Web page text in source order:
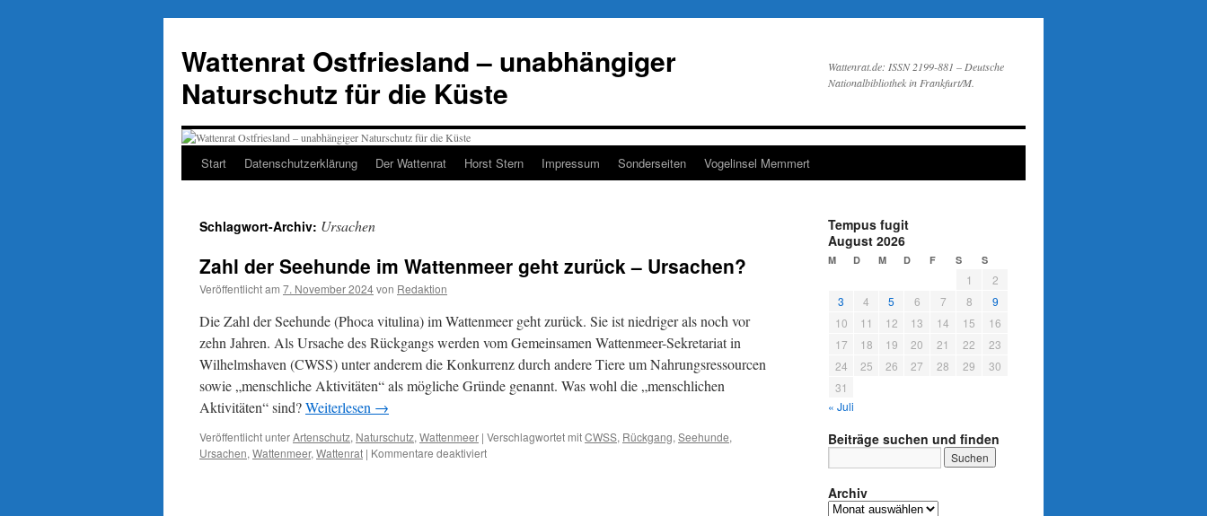
springen
Wattenrat Ostfriesland – unabhängiger
Naturschutz für die Küste
Wattenrat.de: ISSN 2199-881 – Deutsche
Nationalbibliothek in Frankfurt/M.
Start Datenschutzerklärung Der Wattenrat Horst Stern Impressum Sonderseiten Vogelinsel Memmert
Schlagwort-Archiv: Ursachen
Zahl der Seehunde im Wattenmeer geht zurück – Ursachen?
Veröffentlicht am 7. November 2024von Redaktion
Die Zahl der Seehunde (Phoca vitulina) im Wattenmeer geht zurück. Sie ist niedriger als noch vor
zehn Jahren. Als Ursache des Rückgangs werden vom Gemeinsamen Wattenmeer-Sekretariat in
Wilhelmshaven (CWSS) unter anderem die Konkurrenz durch andere Tiere um Nahrungsressourcen
sowie „menschliche Aktivitäten“ als mögliche Gründe genannt. Was wohl die „menschlichen
Aktivitäten“ sind?Weiterlesen →
Veröffentlicht unterArtenschutz, Naturschutz, Wattenmeer | Verschlagwortet mitCWSS, Rückgang, Seehunde,
Ursachen, Wattenmeer, Wattenrat | Kommentare deaktiviertfür
Tempus fugit
August 2026
M D M D F S S
1
2
3
4 5 6 7 8
9
10
11 12 13 14 15
16
17
18 19 20 21 22
23
24
25 26 27 28 29
30
31
« Juli
Beiträge suchen und finden
Archiv
Archiv